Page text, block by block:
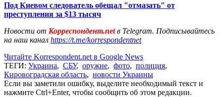
Под Киевом следователь обещал "отмазать" от
преступления за $13 тысяч
Новости от Корреспондент.netв Telegram. Подписывайтесь
на наш канал https://t.me/korrespondentnet
Читайте Korrespondent.net в Google News
ТЕГИ: Украина, СБУ, оружие, фото, полиция,
Кировоградская область, новости Украины
Если вы заметили ошибку, выделите необходимый текст и
нажмите Ctrl+Enter, чтобы сообщить об этом редакции.